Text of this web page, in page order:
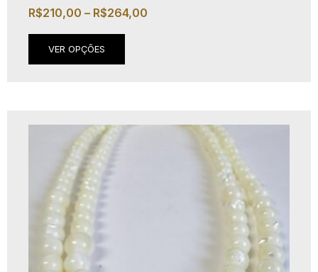
R$210,00 – R$264,00
VER OPÇÕES